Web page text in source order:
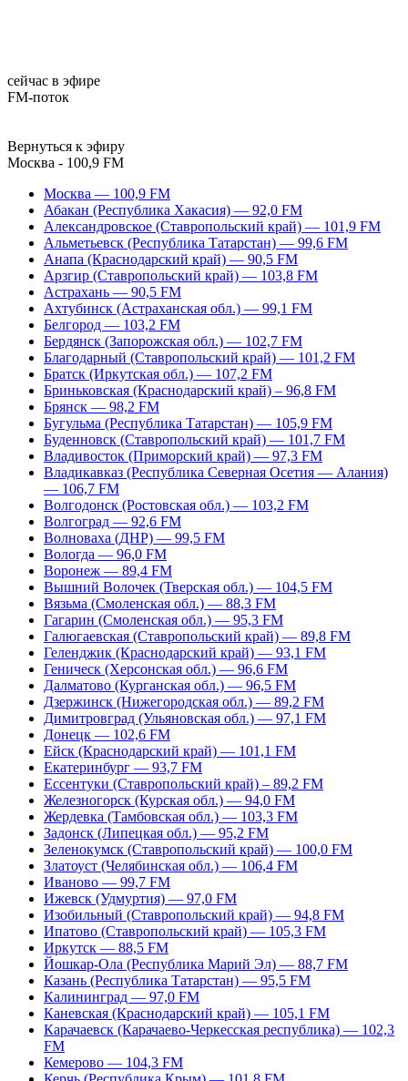
сейчас в эфире
FM-поток
Вернуться к эфиру
Москва - 100,9 FM
Москва — 100,9 FM
Абакан (Республика Хакасия) — 92,0 FM
Александровское (Ставропольский край) — 101,9 FM
Альметьевск (Республика Татарстан) — 99,6 FM
Анапа (Краснодарский край) — 90,5 FM
Арзгир (Ставропольский край) — 103,8 FM
Астрахань — 90,5 FM
Ахтубинск (Астраханская обл.) — 99,1 FM
Белгород — 103,2 FM
Бердянск (Запорожская обл.) — 102,7 FM
Благодарный (Ставропольский край) — 101,2 FM
Братск (Иркутская обл.) — 107,2 FM
Бриньковская (Краснодарский край) – 96,8 FM
Брянск — 98,2 FM
Бугульма (Республика Татарстан) — 105,9 FM
Буденновск (Ставропольский край) — 101,7 FM
Владивосток (Приморский край) — 97,3 FM
Владикавказ (Республика Северная Осетия — Алания)
— 106,7 FM
Волгодонск (Ростовская обл.) — 103,2 FM
Волгоград — 92,6 FM
Волноваха (ДНР) — 99,5 FM
Вологда — 96,0 FM
Воронеж — 89,4 FM
Вышний Волочек (Тверская обл.) — 104,5 FM
Вязьма (Смоленская обл.) — 88,3 FM
Гагарин (Смоленская обл.) — 95,3 FM
Галюгаевская (Ставропольский край) — 89,8 FM
Геленджик (Краснодарский край) — 93,1 FM
Геническ (Херсонская обл.) — 96,6 FM
Далматово (Курганская обл.) — 96,5 FM
Дзержинск (Нижегородская обл.) — 89,2 FM
Димитровград (Ульяновская обл.) — 97,1 FM
Донецк — 102,6 FM
Ейск (Краснодарский край) — 101,1 FM
Екатеринбург — 93,7 FM
Ессентуки (Ставропольский край) – 89,2 FM
Железногорск (Курская обл.) — 94,0 FM
Жердевка (Тамбовская обл.) — 103,3 FM
Задонск (Липецкая обл.) — 95,2 FM
Зеленокумск (Ставропольский край) — 100,0 FM
Златоуст (Челябинская обл.) — 106,4 FM
Иваново — 99,7 FM
Ижевск (Удмуртия) — 97,0 FM
Изобильный (Ставропольский край) — 94,8 FM
Ипатово (Ставропольский край) — 105,3 FM
Иркутск — 88,5 FM
Йошкар-Ола (Республика Марий Эл) — 88,7 FM
Казань (Республика Татарстан) — 95,5 FM
Калининград — 97,0 FM
Каневская (Краснодарский край) — 105,1 FM
Карачаевск (Карачаево-Черкесская республика) — 102,3
FM
Кемерово — 104,3 FM